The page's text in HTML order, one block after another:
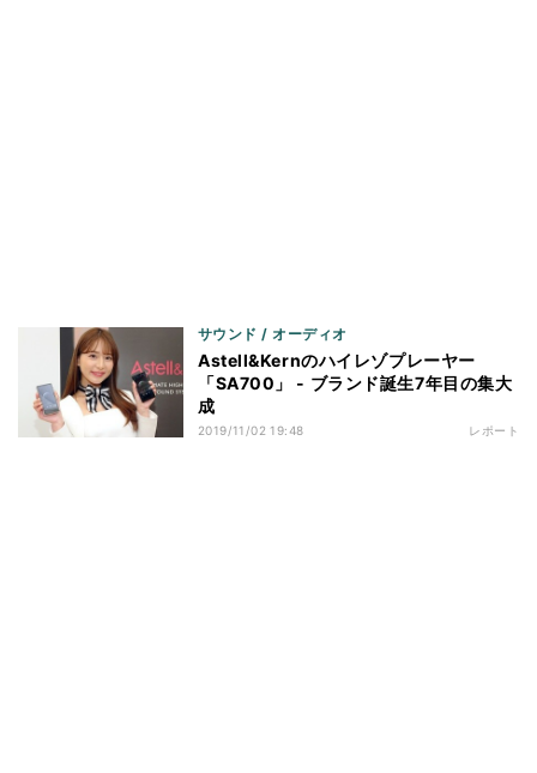
サウンド / オーディオ
Astell&Kernのハイレゾプレーヤー
「SA700」 - ブランド誕生7年目の集大
成
2019/11/02 19:48 レポート